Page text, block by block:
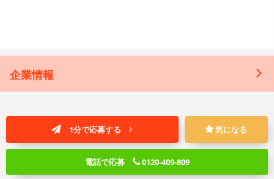
企業情報
1分で応募する 気になる
電話で応募 0120-409-809